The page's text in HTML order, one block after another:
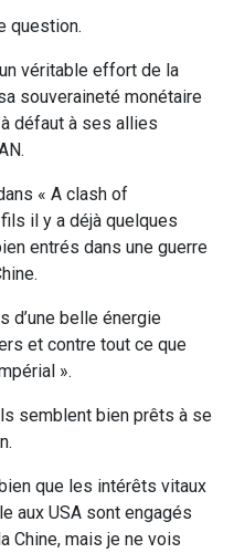
question.
véritable effort de la
souveraineté monétaire
défaut à ses allies
« A clash of
il y a déjà quelques
entrés dans une guerre
d’une belle énergie
et contre tout ce que
».
semblent bien prêts à se
que les intérêts vitaux
aux USA sont engagés
Chine, mais je ne vois